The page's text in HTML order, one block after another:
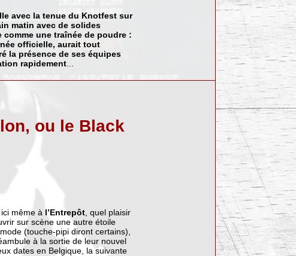
avec la tenue du Knotfest sur
matin avec de solides
une traînée de poudre :
officielle, aurait tout
la présence de ses équipes
rapidement...
ou le Black
même à l’Entrepôt, quel plaisir
sur scène une autre étoile
(touche-pipi diront certains),
à la sortie de leur nouvel
dates en Belgique, la suivante